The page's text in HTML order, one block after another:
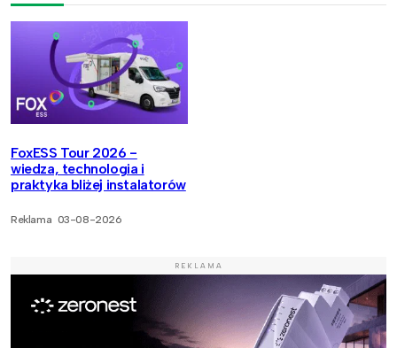
FoxESS Tour 2026 -
wiedza, technologia i
praktyka bliżej instalatorów
Reklama 03-08-2026
REKLAMA